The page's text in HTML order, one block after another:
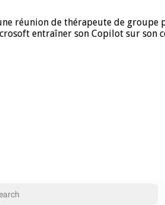
réunion de thérapeute de groupe
entraîner son Copilot sur son